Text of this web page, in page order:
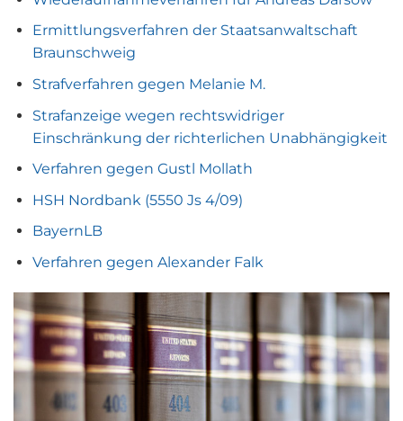
Ermittlungsverfahren der Staatsanwaltschaft
Braunschweig
Strafverfahren gegen Melanie M.
Strafanzeige wegen rechtswidriger
Einschränkung der richterlichen Unabhängigkeit
Verfahren gegen Gustl Mollath
HSH Nordbank (5550 Js 4/09)
BayernLB
Verfahren gegen Alexander Falk